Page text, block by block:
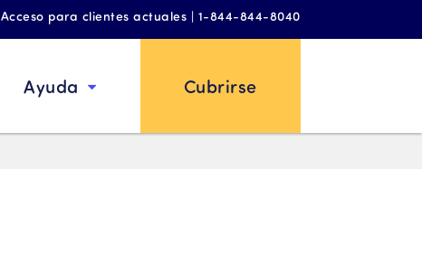
Acceso para clientes actuales | 1-844-844-8040
Ayuda Cubrirse